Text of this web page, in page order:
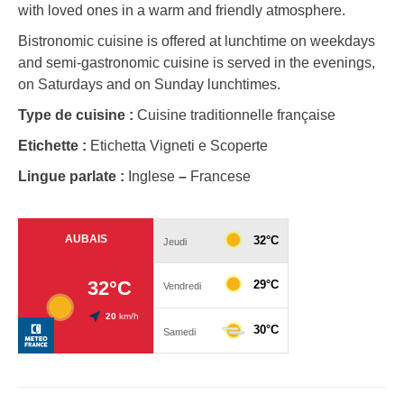
with loved ones in a warm and friendly atmosphere.
Bistronomic cuisine is offered at lunchtime on weekdays
and semi-gastronomic cuisine is served in the evenings,
on Saturdays and on Sunday lunchtimes.
Type de cuisine : Cuisine traditionnelle française
Etichette : Etichetta Vigneti e Scoperte
Lingue parlate : Inglese – Francese